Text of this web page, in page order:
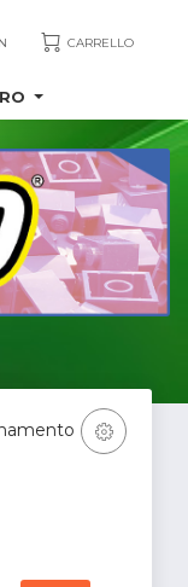
CARRELLO